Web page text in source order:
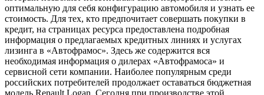
оптимальную для себя конфигурацию автомобиля и узнать ее
стоимость. Для тех, кто предпочитает совершать покупки в
кредит, на страницах ресурса предоставлена подробная
информация о предлагаемых кредитных линиях и услугах
лизинга в «Автофрамос». Здесь же содержится вся
необходимая информация о дилерах «Автофрамоса» и
сервисной сети компании. Наиболее популярным среди
российских потребителей продолжает оставаться бюджетная